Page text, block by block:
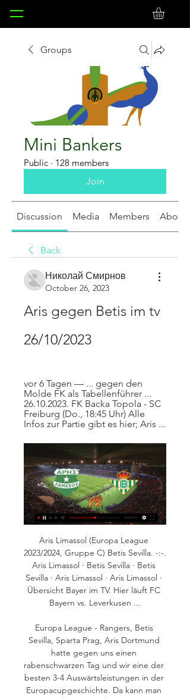
Groups
Mini Bankers
Public · 128 members
Join
Discussion Media Members About
Back
Николай Смирнов
October 26, 2023
Aris gegen Betis im tv
26/10/2023
vor 6 Tagen — ... gegen den
Molde FK als Tabellenführer ...
26.10.2023. FK Backa Topola - SC
Freiburg (Do., 18:45 Uhr) Alle
Infos zur Partie gibt es hier; Aris ...
Aris Limassol (Europa League
2023/2024, Gruppe C) Betis Sevilla. -:-.
Aris Limassol · Betis Sevilla · Betis
Sevilla · Aris Limassol · Aris Limassol ·
Übersicht Bayer im TV. Hier läuft FC
Bayern vs. Leverkusen ...
Europa League - Rangers, Betis
Sevilla, Sparta Prag, Aris Dortmund
hatte gegen uns einen
rabenschwarzen Tag und wir eine der
besten 3-4 Auswärtsleistungen in der
Europacupgeschichte. Da kann man